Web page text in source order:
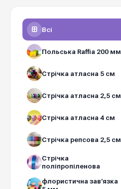
Всі
Польська Raffia 200 мм
Стрічка атласна 5 см
Стрічка атласна 2,5 см
Стрічка атласна 4 см
Стрічка репсова 2,5 см
Стрічка
поліпропіленова
флористична зав'язка